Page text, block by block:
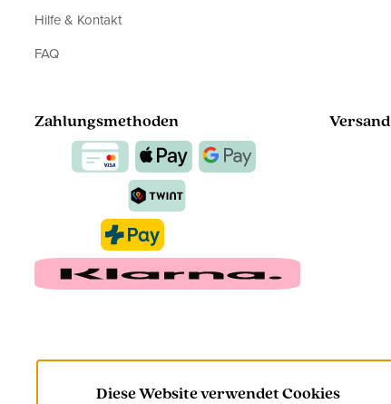
Hilfe & Kontakt
FAQ
Zahlungsmethoden Versand
Diese Website verwendet Cookies